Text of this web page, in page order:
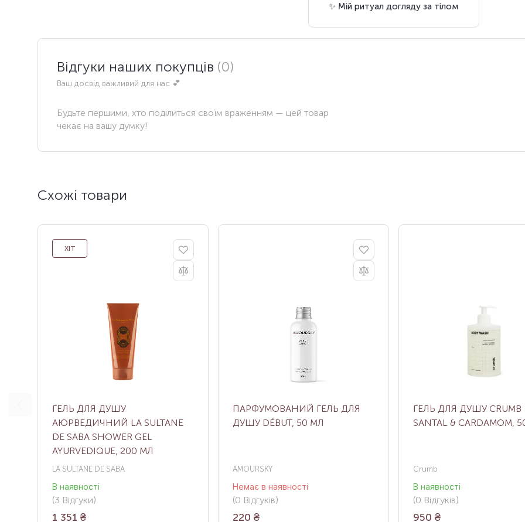
✨ Мій ритуал догляду за тілом
Відгуки наших покупців (0)
Ваш досвід важливий для нас 💕
Будьте першими, хто поділиться своїм враженням — цей товар
чекає на вашу думку!
Схожі товари
ХІТ
ГЕЛЬ ДЛЯ ДУШУ
АЮРВЕДИЧНИЙ LA SULTANE
DE SABA SHOWER GEL
AYURVEDIQUE, 200 МЛ
LA SULTANE DE SABA
В наявності
(3 Відгуки)
1 351 ₴
ПАРФУМОВАНИЙ ГЕЛЬ ДЛЯ
ДУШУ DÉBUT, 50 МЛ
AMOURSKY
Немає в наявності
(0 Відгуків)
220 ₴
ГЕЛЬ ДЛЯ ДУШУ CRUMB
SANTAL & CARDAMOM,
Crumb
В наявності
(0 Відгуків)
950 ₴